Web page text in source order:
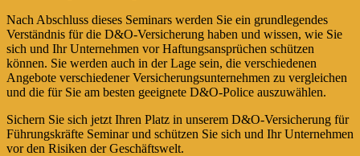
Nach Abschluss dieses Seminars werden Sie ein grundlegendes
Verständnis für die D&O-Versicherung haben und wissen, wie Sie
sich und Ihr Unternehmen vor Haftungsansprüchen schützen
können. Sie werden auch in der Lage sein, die verschiedenen
Angebote verschiedener Versicherungsunternehmen zu vergleichen
und die für Sie am besten geeignete D&O-Police auszuwählen.
Sichern Sie sich jetzt Ihren Platz in unserem D&O-Versicherung für
Führungskräfte Seminar und schützen Sie sich und Ihr Unternehmen
vor den Risiken der Geschäftswelt.